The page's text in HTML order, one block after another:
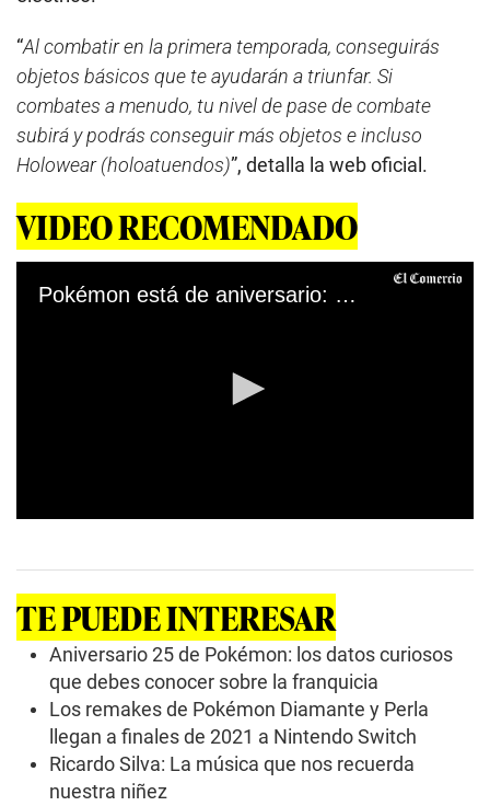
“Al combatir en la primera temporada, conseguirás
objetos básicos que te ayudarán a triunfar. Si
combates a menudo, tu nivel de pase de combate
subirá y podrás conseguir más objetos e incluso
Holowear (holoatuendos)”, detalla la web oficial.
VIDEO RECOMENDADO
Pokémon está de aniversario: franquicia cumple 25 años
o
n
d
TE PUEDE INTERESAR
Aniversario 25 de Pokémon: los datos curiosos
que debes conocer sobre la franquicia
Los remakes de Pokémon Diamante y Perla
llegan a finales de 2021 a Nintendo Switch
Ricardo Silva: La música que nos recuerda
nuestra niñez